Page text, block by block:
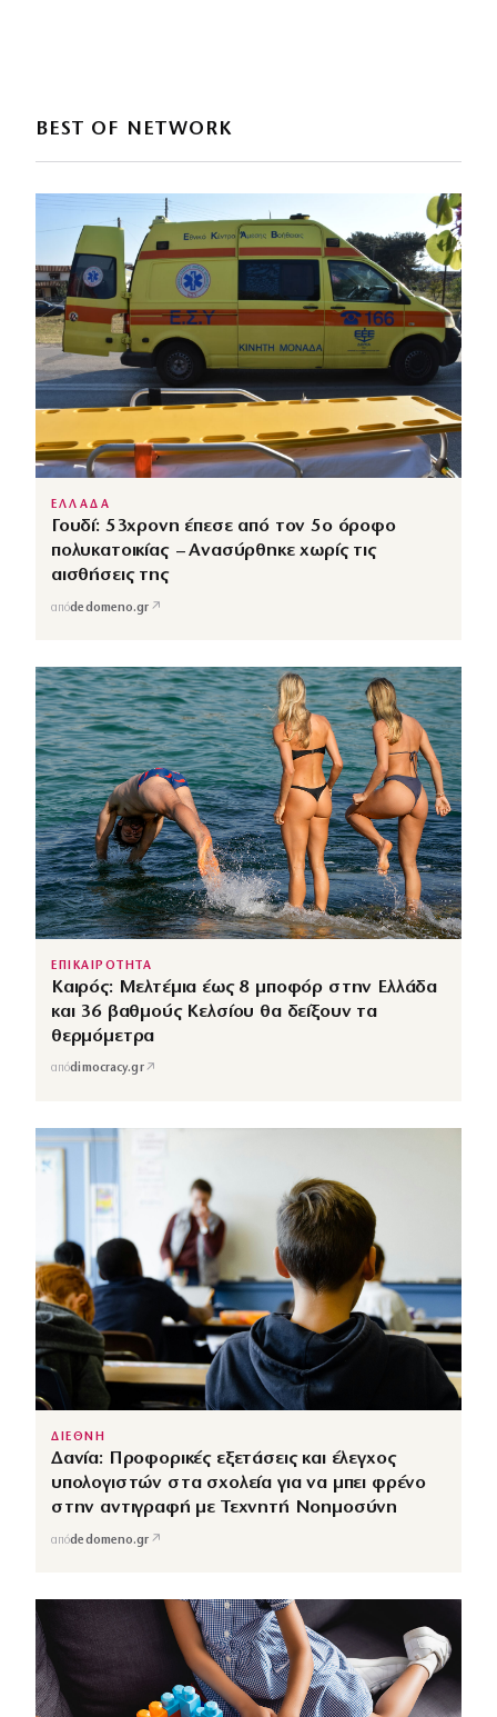
BEST OF NETWORK
ΕΛΛΑΔΑ
Γουδί: 53χρονη έπεσε από τον 5ο όροφο
πολυκατοικίας – Ανασύρθηκε χωρίς τις
αισθήσεις της
απόdedomeno.gr ↗
ΕΠΙΚΑΙΡΟΤΗΤΑ
Καιρός: Μελτέμια έως 8 μποφόρ στην Ελλάδα
και 36 βαθμούς Κελσίου θα δείξουν τα
θερμόμετρα
απόdimocracy.gr↗
ΔΙΕΘΝΗ
Δανία: Προφορικές εξετάσεις και έλεγχος
υπολογιστών στα σχολεία για να μπει φρένο
στην αντιγραφή με Τεχνητή Νοημοσύνη
απόdedomeno.gr ↗